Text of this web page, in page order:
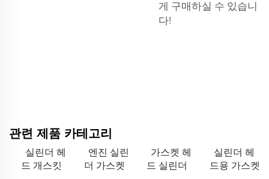
게 구매하실 수 있습니
다!
관련 제품 카테고리
실린더 헤
드 개스킷
엔진 실린
더 가스켓
가스켓 헤
드 실린더
실린더 헤
드용 가스켓